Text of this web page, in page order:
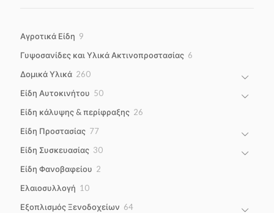
Αγροτικά Είδη 9
Γυψοσανίδες και Υλικά Ακτινοπροστασίας 6
Δομικά Υλικά 260260
Είδη Αυτοκινήτου 5050
Είδη κάλυψης & περίφραξης 26
Είδη Προστασίας 7777
Είδη Συσκευασίας 3030
Είδη Φανοβαφείου 2
Ελαιοσυλλογή 1010
Εξοπλισμός Ξενοδοχείων 6464